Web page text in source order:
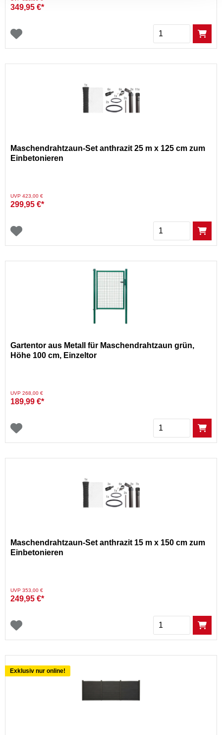
349,95 €*
Menge
Maschendrahtzaun-Set anthrazit 25 m x 125 cm zum
Einbetonieren
Preis reduziert von
UVP 423,00 €auf
299,95 €*
Menge
Gartentor aus Metall für Maschendrahtzaun grün,
Höhe 100 cm, Einzeltor
Preis reduziert von
UVP 268,00 €auf
189,99 €*
Menge
Maschendrahtzaun-Set anthrazit 15 m x 150 cm zum
Einbetonieren
Preis reduziert von
UVP 353,00 €auf
249,95 €*
Menge
Exklusiv nur online!